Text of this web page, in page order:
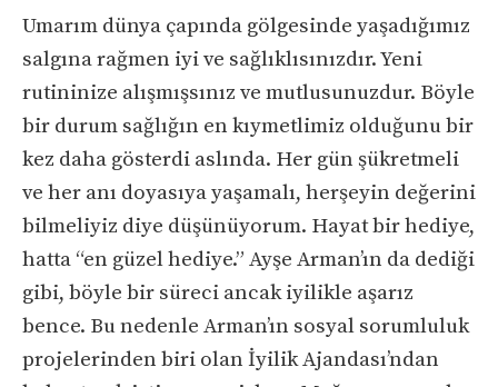
Umarım dünya çapında gölgesinde yaşadığımız
salgına rağmen iyi ve sağlıklısınızdır. Yeni
rutininize alışmışsınız ve mutlusunuzdur. Böyle
bir durum sağlığın en kıymetlimiz olduğunu bir
kez daha gösterdi aslında. Her gün şükretmeli
ve her anı doyasıya yaşamalı, herşeyin değerini
bilmeliyiz diye düşünüyorum. Hayat bir hediye,
hatta “en güzel hediye.” Ayşe Arman’ın da dediği
gibi, böyle bir süreci ancak iyilikle aşarız
bence. Bu nedenle Arman’ın sosyal sorumluluk
projelerinden biri olan İyilik Ajandası’ndan